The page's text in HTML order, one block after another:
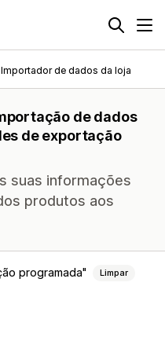
Importador de dados da loja
de dados
de exportação
suas informações
produtos aos
programada Limpar